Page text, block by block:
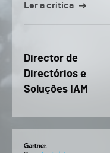
Ler a crítica
Director de
Directórios e
Soluções IAM